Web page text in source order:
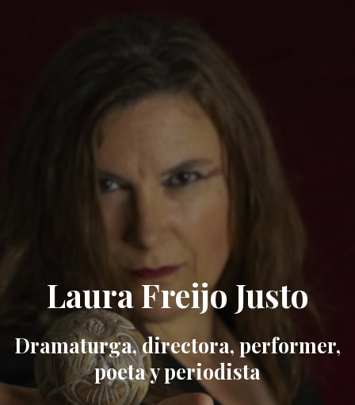
Laura Freijo Justo
Dramaturga, directora, performer,
poeta y periodista